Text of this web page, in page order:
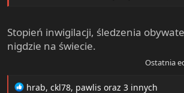
stosunków seksualnych. Kobietę
więzienia.
Stopień inwigilacji, śledzenia
nigdzie na świecie.
Ostatnia
R
hrab, ckl78, pawlis oraz 3 innych